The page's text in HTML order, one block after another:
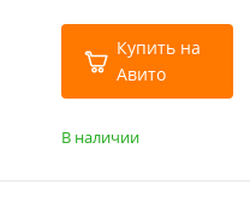
Купить на
Авито
В наличии